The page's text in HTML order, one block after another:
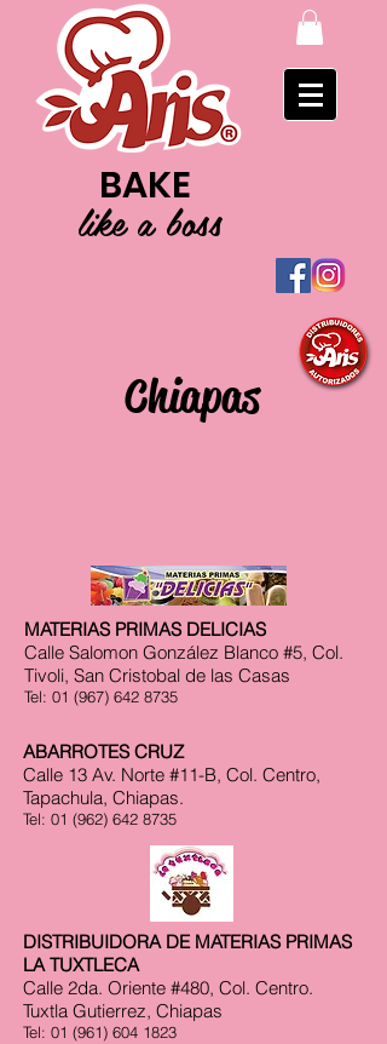
BAKE
like a boss
Chiapas
MATERIAS PRIMAS DELICIAS
Calle Salomon González Blanco #5, Col.
Tivoli, San Cristobal de las Casas
Tel: 01 (967) 642 8735
ABARROTES CRUZ
Calle 13 Av. Norte #11-B, Col. Centro,
Tapachula, Chiapas.
Tel: 01 (962) 642 8735
DISTRIBUIDORA DE MATERIAS PRIMAS
LA TUXTLECA
Calle 2da. Oriente #480, Col. Centro.
Tuxtla Gutierrez, Chiapas
Tel: 01 (961) 604 1823